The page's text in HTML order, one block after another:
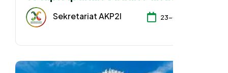
Mengelola?
Sekretariat AKP2I 23-07-2026